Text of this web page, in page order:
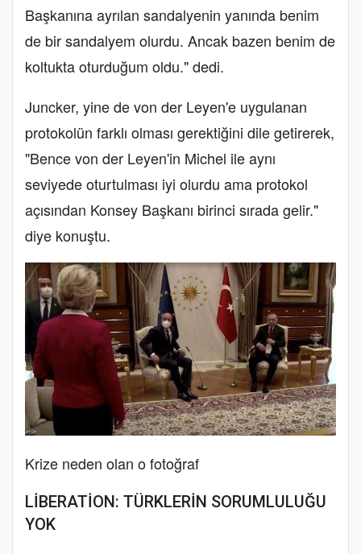
Başkanına ayrılan sandalyenin yanında benim
de bir sandalyem olurdu. Ancak bazen benim de
koltukta oturduğum oldu." dedi.
Juncker, yine de von der Leyen'e uygulanan
protokolün farklı olması gerektiğini dile getirerek,
"Bence von der Leyen'in Michel ile aynı
seviyede oturtulması iyi olurdu ama protokol
açısından Konsey Başkanı birinci sırada gelir."
diye konuştu.
Krize neden olan o fotoğraf
LİBERATİON: TÜRKLERİN SORUMLULUĞU
YOK